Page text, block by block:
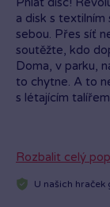
a disk s
sebou. Přes síť
soutěžte, kdo
Doma, v parku,
to chytne. A to
s létajícím
Rozbalit celý
U našich hraček